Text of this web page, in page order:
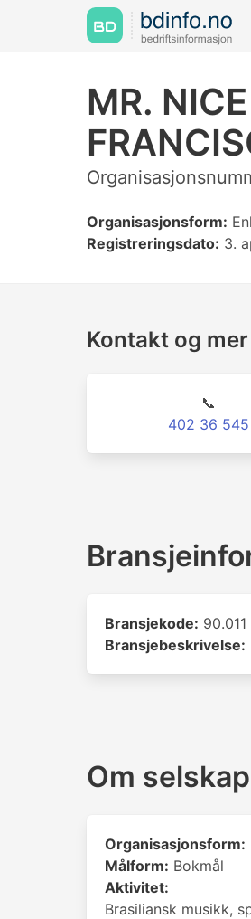
MR.
Organisasjonsform:
Registreringsdato: 3.
Kontakt og
📞
402 36 545
Bransjekode: 90.011
Bransjebeskrivelse:
Om
Organisasjonsform:
Målform: Bokmål
Aktivitet:
Brasiliansk musikk,